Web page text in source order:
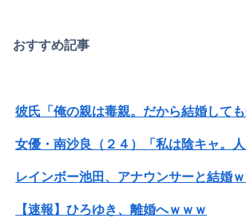
おすすめ記事
レインボー池田、アナウンサーと結婚
【速報】ひろゆき、離婚へｗｗｗ